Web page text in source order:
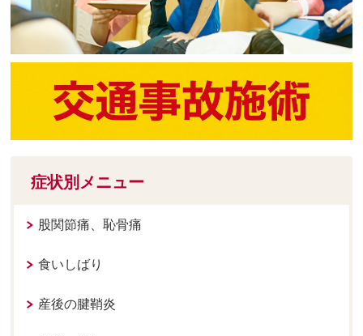
症状別メニュー
股関節痛、恥骨痛
食いしばり
産後の腱鞘炎